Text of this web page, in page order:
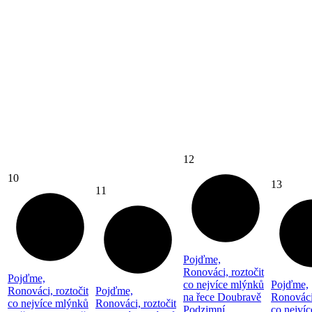
10
Pojďme,
Ronováci, roztočit
co nejvíce mlýnků
11
Pojďme,
Ronováci, roztočit
12
Pojďme,
Ronováci, roztočit
co nejvíce mlýnků
na řece Doubravě
13
Pojďme,